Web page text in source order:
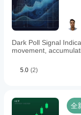
Dark Poll Signal
movement,
5.0 (2)
全